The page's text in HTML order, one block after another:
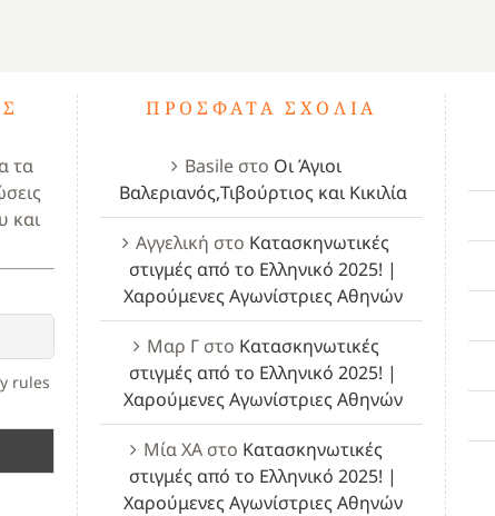
τα
και
rules
ΠΡΌΣΦΑΤΑ ΣΧΌΛΙΑ
Basileστο Οι Άγιοι
Βαλεριανός,Τιβούρτιος και Κικιλία
Αγγελική στο Κατασκηνωτικές
στιγμές από το Ελληνικό 2025! |
Χαρούμενες Αγωνίστριες Αθηνών
Μαρ Γστο Κατασκηνωτικές
στιγμές από το Ελληνικό 2025! |
Χαρούμενες Αγωνίστριες Αθηνών
Μία ΧΑστο Κατασκηνωτικές
στιγμές από το Ελληνικό 2025! |
Χαρούμενες Αγωνίστριες Αθηνών